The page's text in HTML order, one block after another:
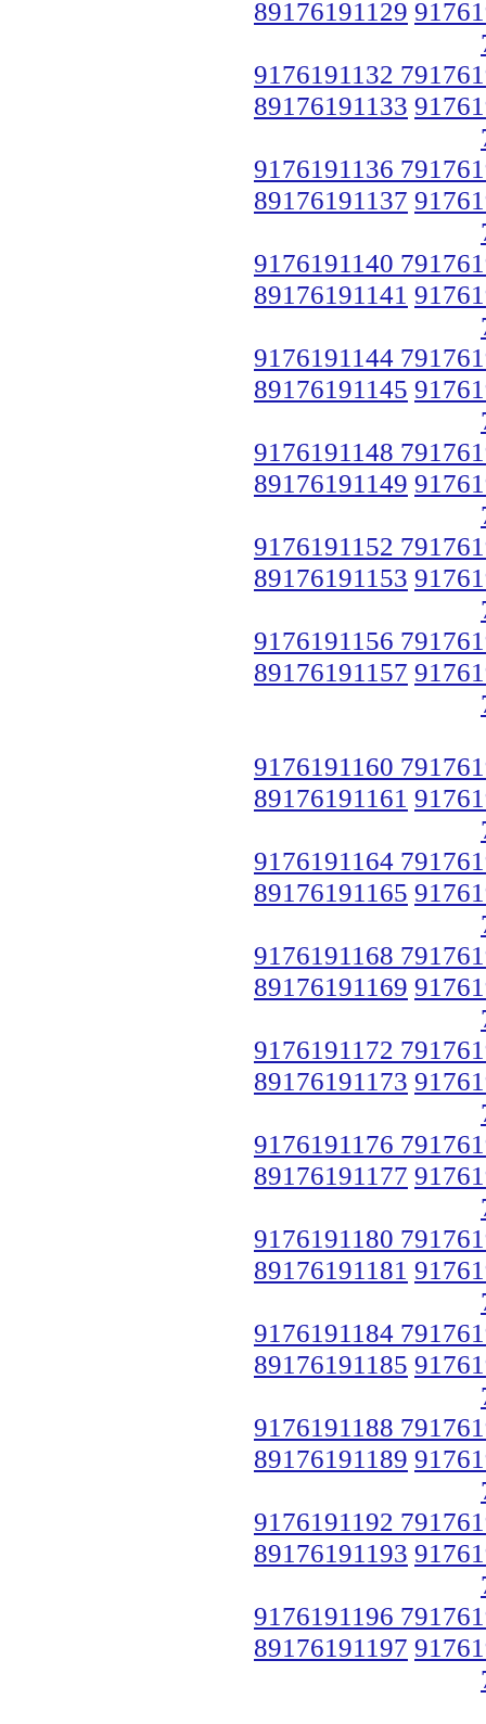
89176191129
9176191132
89176191133
9176191136
89176191137
9176191140
89176191141
9176191144
89176191145
9176191148
89176191149
9176191152
89176191153
9176191156
89176191157
9176191160
89176191161
9176191164
89176191165
9176191168
89176191169
9176191172
89176191173
9176191176
89176191177
9176191180
89176191181
9176191184
89176191185
9176191188
89176191189
9176191192
89176191193
9176191196
89176191197